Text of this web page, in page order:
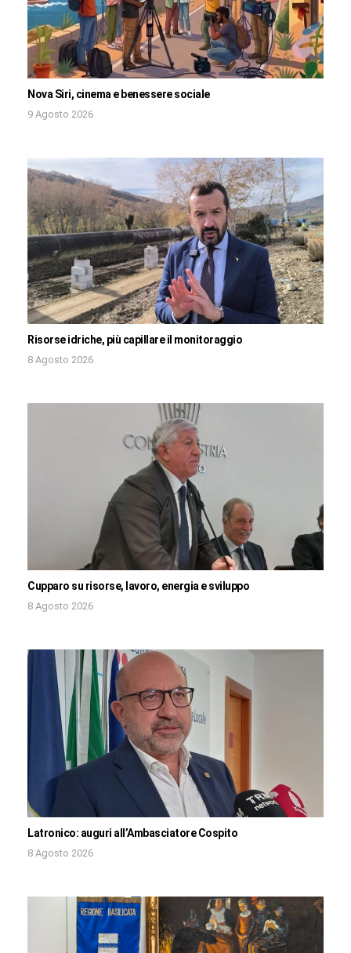
Nova Siri, cinema e benessere sociale
9 Agosto 2026
Risorse idriche, più capillare il monitoraggio
8 Agosto 2026
Cupparo su risorse, lavoro, energia e sviluppo
8 Agosto 2026
Latronico: auguri all’Ambasciatore Cospito
8 Agosto 2026